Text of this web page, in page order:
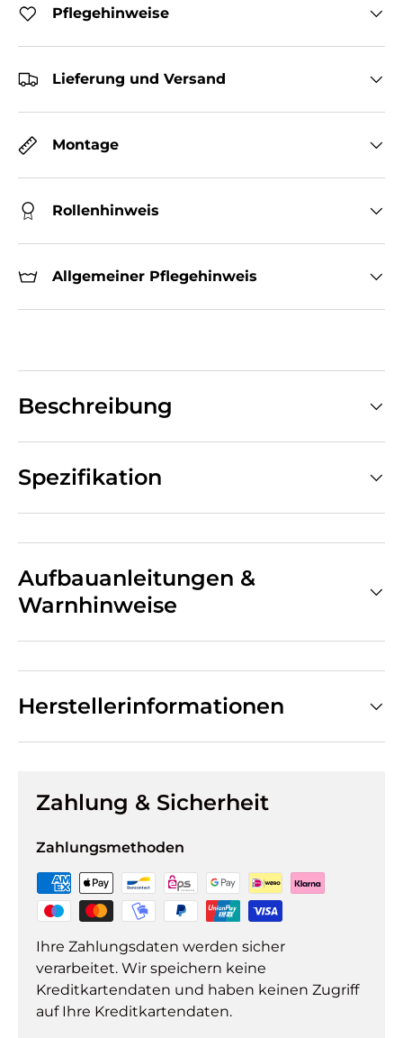
Pflegehinweise
Lieferung und Versand
Montage
Rollenhinweis
Allgemeiner Pflegehinweis
Beschreibung
Spezifikation
Aufbauanleitungen &
Warnhinweise
Herstellerinformationen
Zahlung & Sicherheit
Zahlungsmethoden
Ihre Zahlungsdaten werden sicher
verarbeitet. Wir speichern keine
Kreditkartendaten und haben keinen Zugriff
auf Ihre Kreditkartendaten.